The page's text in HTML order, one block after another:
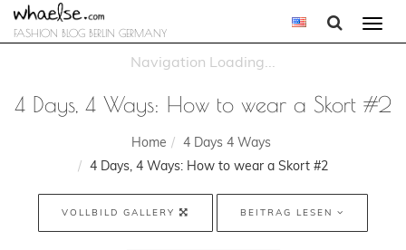
FASHION BLOG BERLIN GERMANY
4 Days, 4 Ways: How to wear a Skort #2
Home
4 Days 4 Ways
4 Days, 4 Ways: How to wear a Skort #2
VOLLBILD GALLERY BEITRAG LESEN